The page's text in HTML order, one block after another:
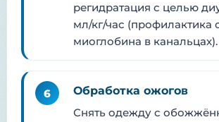
регидратация с целью
мл/кг/час (профилактика
миоглобина в канальцах).
6
Обработка ожогов
Снять одежду с